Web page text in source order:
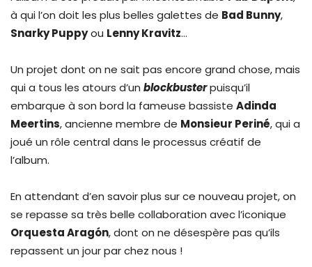
à qui l’on doit les plus belles galettes de Bad Bunny,
Snarky Puppyou Lenny Kravitz…
Un projet dont on ne sait pas encore grand chose, mais
qui a tous les atours d’un blockbusterpuisqu’il
embarque à son bord la fameuse bassiste Adinda
Meertins, ancienne membre de Monsieur Periné, qui a
joué un rôle central dans le processus créatif de
l’album.
En attendant d’en savoir plus sur ce nouveau projet, on
se repasse sa très belle collaboration avec l’iconique
Orquesta Aragón, dont on ne désespère pas qu’ils
repassent un jour par chez nous !